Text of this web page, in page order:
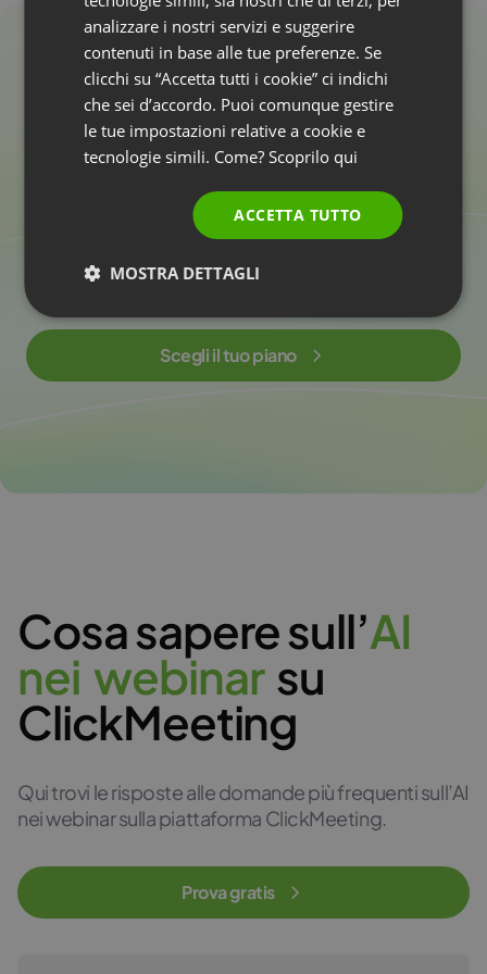
Sfrutta oggi la
tenza dell’AI n
ebinar!
Crea contenuti di maggiore valore e condividi
conoscenza con i partecipanti in modo più semplice e
veloce. Scopri subito la tecnologia AI nei webinar!
Scegli il tuo piano
Cosa sapere sull’AI
nei webinar su
ClickMeeting
Qui trovi le risposte alle domande più frequenti sull’AI
nei webinar sulla piattaforma ClickMeeting.
Prova gratis
GERMAN
POLISH
RUSSIAN
SPANISH
PORTUGUESE
analizzare i nostri servizi e suggerire
contenuti in base alle tue preferenze. Se
clicchi su “Accetta tutti i cookie” ci indichi
che sei d’accordo. Puoi comunque gestire
le tue impostazioni relative a cookie e
tecnologie simili. Come? Scoprilo qui
ACCETTA TUTTO
MOSTRA DETTAGLI